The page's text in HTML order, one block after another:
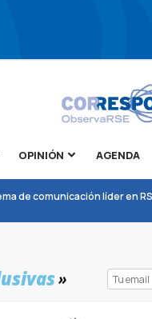
OPINIÓN AGENDA
de comunicación líder en
»